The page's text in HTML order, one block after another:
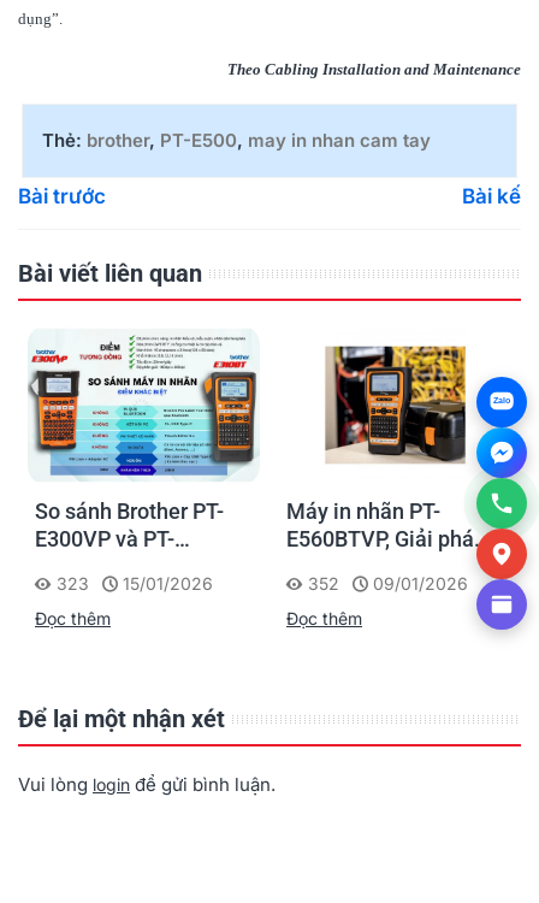
dụng”.
Theo Cabling Installation and Maintenance
Thẻ: brother, PT-E500, may in nhan cam tay
Bài trước Bài kế
Bài viết liên quan
So sánh Brother PT-
E300VP và PT-
323
15/01/2026
Đọc thêm
Máy in nhãn PT-
E560BTVP, Giải pháp
in nhãn chuyên nghiệp
cho thi công Điện -
Mạng - Viễn Thông
352
09/01/2026
Đọc thêm
Để lại một nhận xét
Vui lòng login để gửi bình luận.
Zalo